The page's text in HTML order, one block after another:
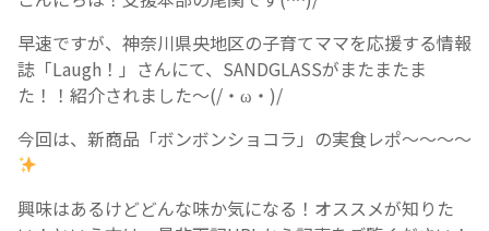
早速ですが、神奈川県央地区の子育てママを応援する情報
誌「Laugh！」さんにて、SANDGLASSがまたまたま
た！！紹介されました～(/・ω・)/
今回は、新商品「ボンボンショコラ」の実食レポ～～～～
興味はあるけどどんな味か気になる！オススメが知りた